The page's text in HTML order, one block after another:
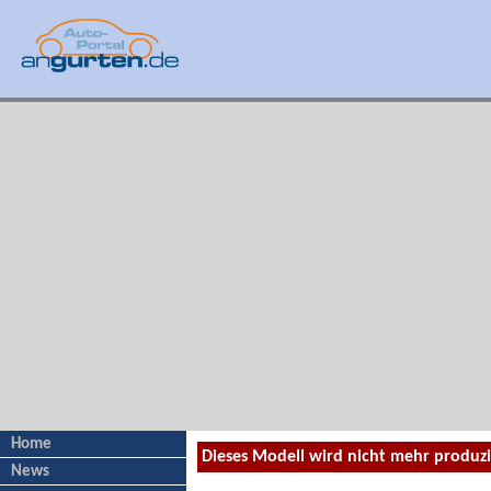
Home
News
Dieses Modell wird nicht mehr